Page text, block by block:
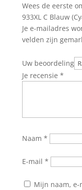
Wees de eerste
933XL C Blauw
Je e-mailadres
velden zijn
Uw beoordeling
Je recensie *
Naam *
E-mail *
Mijn naam, e-